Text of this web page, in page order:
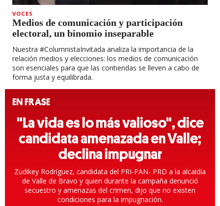
VOCES
Medios de comunicación y participación
electoral, un binomio inseparable
Nuestra #ColumnistaInvitada analiza la importancia de la
relación medios y elecciones: los medios de comunicación
son esenciales para que las contiendas se lleven a cabo de
forma justa y equilibrada.
EN FRASE
"La vida es lo más valioso", dice
candidata amenazada en Valle;
declina impugnar
Zudikey Rodríguez, candidata del PRI-PAN- PRD a la alcaldía
de Valle de Bravo y quien durante la campaña denunció
secuestro y amenazas del crimen, dijo que no existen
condiciones para la impugnación.